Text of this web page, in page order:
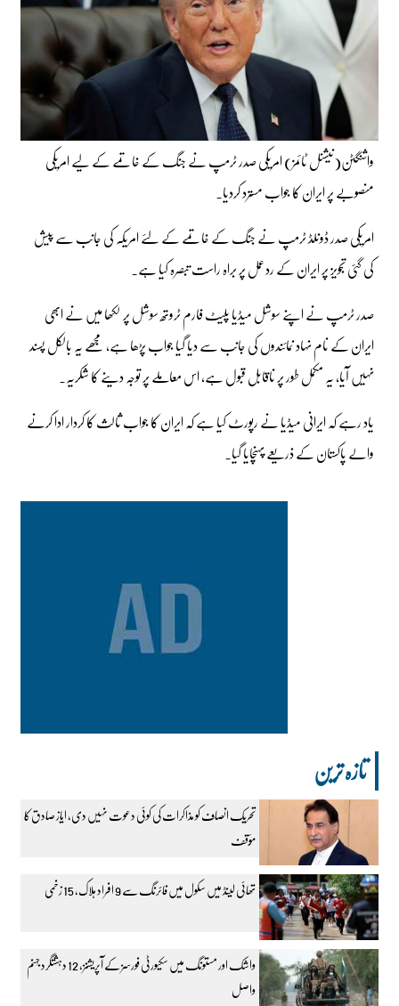
واشنگٹن(نیشنل ٹائمز) امریکی صدر ٹرمپ نے جنگ کے خاتمے کے لیے امریکی
منصوبے پر ایران کا جواب مسترد کردیا۔
امریکی صدر ڈونلڈ ٹرمپ نے جنگ کے خاتمے کے لئے امریکہ کی جانب سے پیش
کی گئی تجویز پر ایران کے ردعمل پر براہ راست تبصرہ کیا ہے۔
صدر ٹرمپ نے اپنے سوشل میڈیا پلیٹ فارم ٹروتھ سوشل پر لکھا میں نے ابھی
ایران کے نام نہاد نمائندوں کی جانب سے دیا گیا جواب پڑھا ہے، مجھے یہ بالکل پسند
نہیں آیا، یہ مکمل طور پر ناقابل قبول ہے، اس معاملے پر توجہ دینے کا شکریہ۔
یاد رہے کہ ایرانی میڈیا نے رپورٹ کیا ہے کہ ایران کا جواب ثالث کا کردار ادا کرنے
والے پاکستان کے ذریعے پہنچایا گیا۔
تازہ ترین
تحریک انصاف کو مذاکرات کی کوئی دعوت نہیں دی، ایاز صادق کا
مؤقف
تھائی لینڈ میں سکول میں فائرنگ سے 9 افراد ہلاک، 15 زخمی
واشک اور مستونگ میں سکیورٹی فورسز کے آپریشنز، 12 دہشتگرد جہنم
واصل